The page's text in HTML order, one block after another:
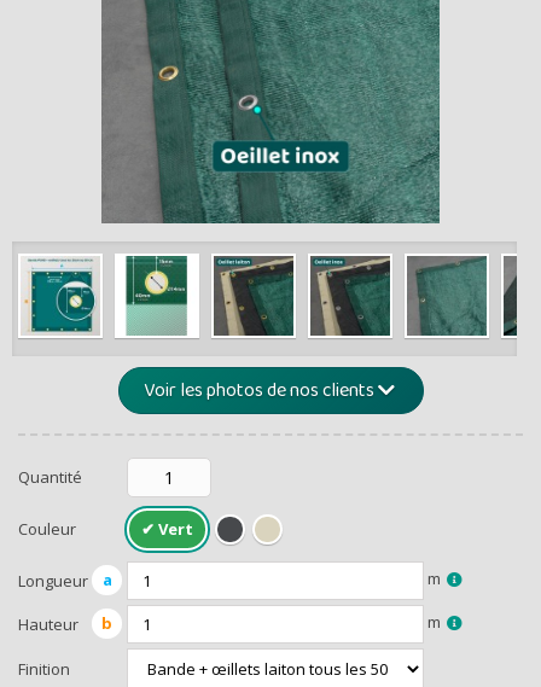
Montants et
de -5%
Prix
RECEVEZ
Voir les photos de nos clients
Quantité
Couleur
Longueur a m
Hauteur b m
Finition